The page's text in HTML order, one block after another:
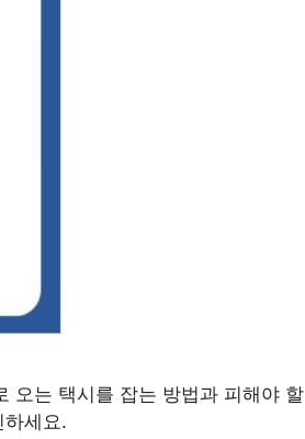
오는 택시를 잡는 방법과 피해야 할
세요.